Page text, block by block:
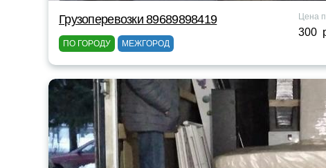
Грузоперевозки 89689898419
ПО ГОРОДУ МЕЖГОРОД
Цена
300